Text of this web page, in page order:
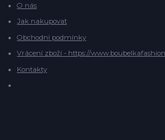
O nás
Jak nakupovat
Obchodní podmínky
Vrácení zboží - https://
Kontakty